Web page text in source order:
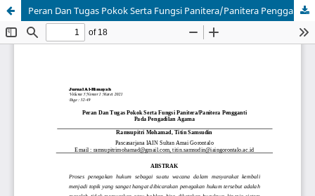
Peran Dan Tugas Pokok Serta Fungsi Panitera/Panitera Pengganti Pada Pengadilan Agama